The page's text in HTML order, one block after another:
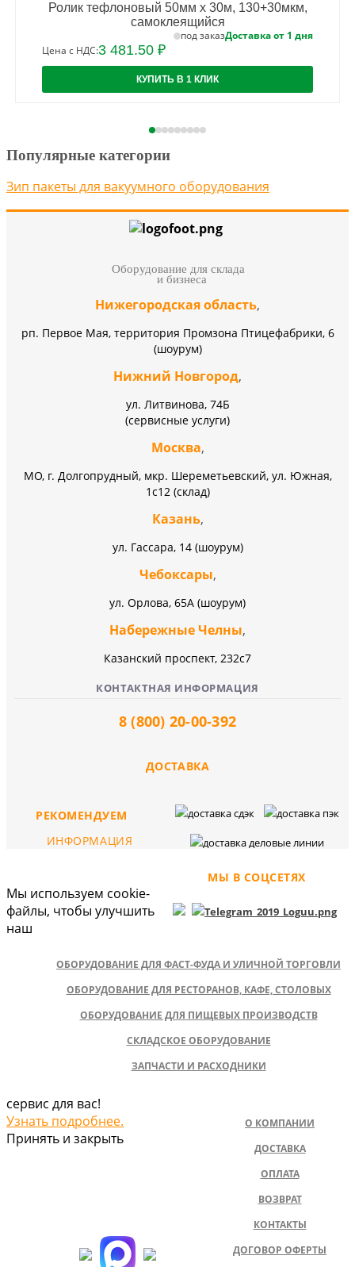
Ролик тефлоновый 50мм х 30м, 130+30мкм,
самоклеящийся
под заказДоставка от 1 дня
Цена с НДС:3 481.50 ₽
КУПИТЬ В 1 КЛИК
Популярные категории
Зип пакеты для вакуумного оборудования
Оборудование для склада
и бизнеса
Нижегородская область,
рп. Первое Мая, территория Промзона Птицефабрики, 6
(шоурум)
Нижний Новгород,
ул. Литвинова, 74Б
(сервисные услуги)
Москва,
МО, г. Долгопрудный, мкр. Шереметьевский, ул. Южная,
1с12 (склад)
Казань,
ул. Гассара, 14 (шоурум)
Чебоксары,
ул. Орлова, 65А (шоурум)
Набережные Челны,
Казанский проспект, 232c7
КОНТАКТНАЯ ИНФОРМАЦИЯ
8 (800) 20-00-392
ДОСТАВКА
МЫ В СОЦСЕТЯХ
РЕКОМЕНДУЕМ
ОБОРУДОВАНИЕ ДЛЯ ФАСТ-ФУДА И УЛИЧНОЙ ТОРГОВЛИ
ОБОРУДОВАНИЕ ДЛЯ РЕСТОРАНОВ, КАФЕ, СТОЛОВЫХ
ОБОРУДОВАНИЕ ДЛЯ ПИЩЕВЫХ ПРОИЗВОДСТВ
СКЛАДСКОЕ ОБОРУДОВАНИЕ
ЗАПЧАСТИ И РАСХОДНИКИ
ИНФОРМАЦИЯ
О КОМПАНИИ
ДОСТАВКА
ОПЛАТА
ВОЗВРАТ
КОНТАКТЫ
ДОГОВОР ОФЕРТЫ
Мы используем cookie-
файлы, чтобы улучшить
наш
сервис для вас!
Узнать подробнее.
Принять и закрыть